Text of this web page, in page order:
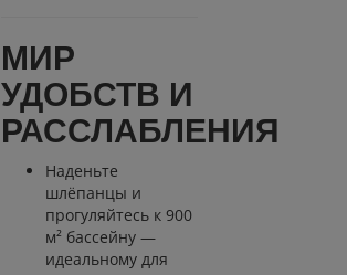
МИР
УДОБСТВ И
РАССЛАБЛЕНИЯ
Наденьте
шлёпанцы и
прогуляйтесь к 900
м² бассейну —
идеальному для